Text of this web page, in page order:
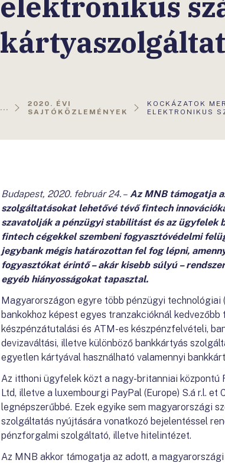
...
2020. ÉVI
SAJTÓKÖZLEMÉNYEK
AKTUÁLIS
OLDAL:
KOCKÁZATOK
ELEKTRONIKUS
Budapest, 2020. február 24. – Az MNB támogatja
szolgáltatásokat lehetővé tévő fintech
szavatolják a pénzügyi stabilitást és az ügyfelek
fintech cégekkel szembeni fogyasztóvédelmi
jegybank mégis határozottan fel fog lépni,
fogyasztókat érintő – akár kisebb súlyú –
egyéb hiányosságokat tapasztal.
Magyarországon egyre több pénzügyi technológiai
bankokhoz képest egyes tranzakcióknál
készpénzátutalási és ATM-es készpénzfelvételi,
devizaváltási, illetve különböző bankkártyás
egyetlen kártyával használható valamennyi
Az itthoni ügyfelek közt a nagy-britanniai központú
Ltd, illetve a luxembourgi PayPal (Europe) S.á r.l. et
legnépszerűbbé. Ezek egyike sem magyarországi
szolgáltatás nyújtására vonatkozó bejelentéssel
pénzforgalmi szolgáltató, illetve hitelintézet.
Az MNB akkor támogatja az adott, a